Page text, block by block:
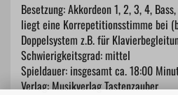
Besetzung: Akkordeon 1, 2, 3, 4,
liegt eine Korrepetitionsstimme bei
Doppelsystem z.B. für
Schwierigkeitsgrad: mittel
Spieldauer: insgesamt ca. 18:00
Verlag: Musikverlag Tastenzauber